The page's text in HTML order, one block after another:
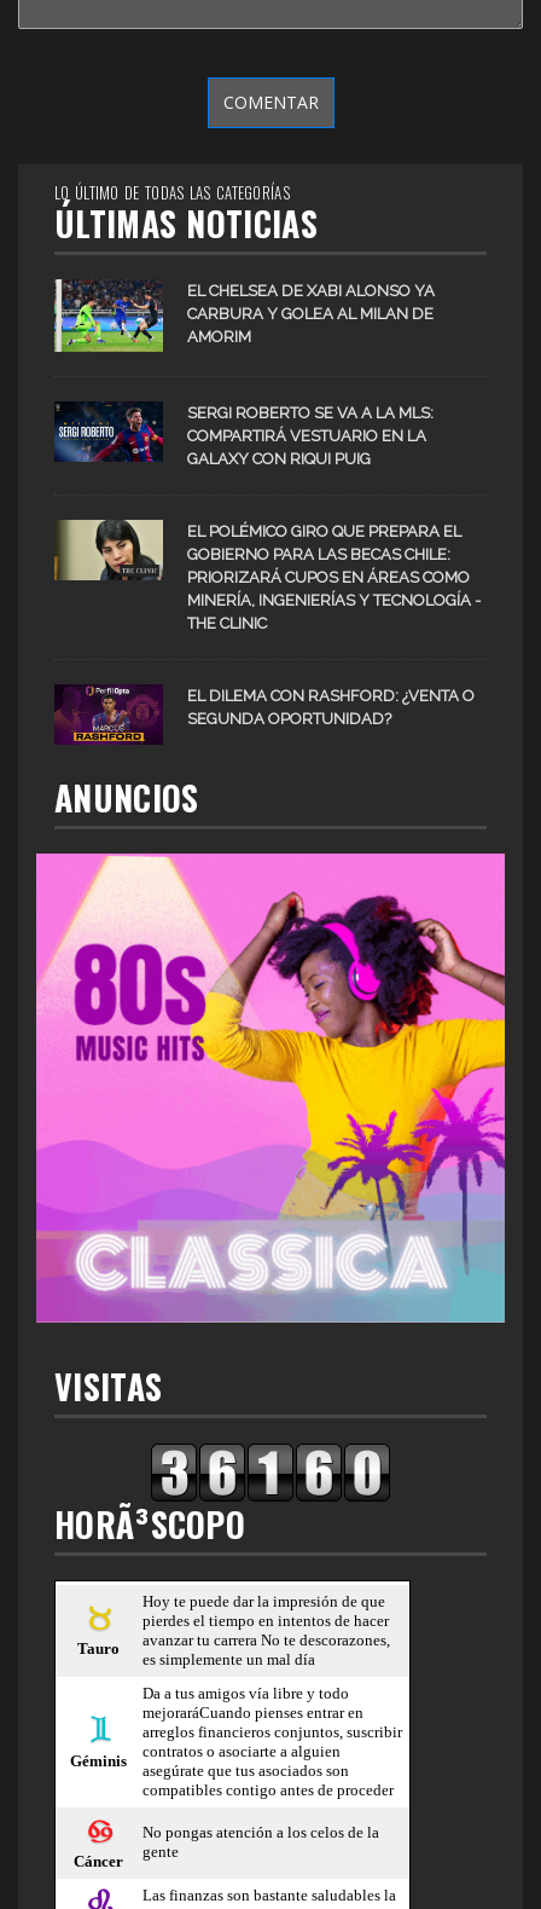
LO ÚLTIMO DE TODAS LAS CATEGORÍAS
ÚLTIMAS NOTICIAS
EL CHELSEA DE XABI ALONSO YA
CARBURA Y GOLEA AL MILAN DE
AMORIM
SERGI ROBERTO SE VA A LA MLS:
COMPARTIRÁ VESTUARIO EN LA
GALAXY CON RIQUI PUIG
EL POLÉMICO GIRO QUE PREPARA EL
GOBIERNO PARA LAS BECAS CHILE:
PRIORIZARÁ CUPOS EN ÁREAS COMO
MINERÍA, INGENIERÍAS Y TECNOLOGÍA -
THE CLINIC
EL DILEMA CON RASHFORD: ¿VENTA O
SEGUNDA OPORTUNIDAD?
ANUNCIOS
VISITAS
HORÃ³SCOPO